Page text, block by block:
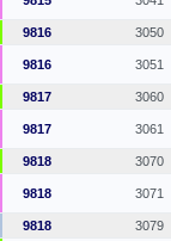
9816 3050
9816 3051
9817 3060
9817 3061
9818 3070
9818 3071
9818 3079